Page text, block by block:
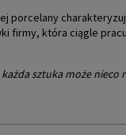
porcelany
firmy, która ciągle
sztuka może